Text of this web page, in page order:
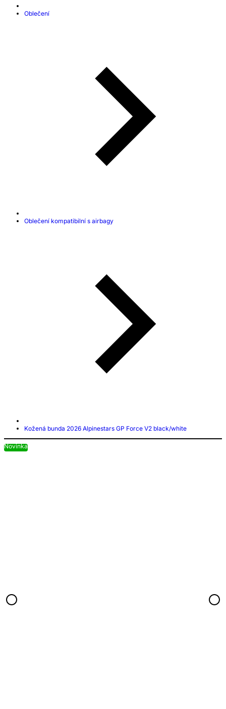
Oblečení
Oblečení kompatibilní s airbagy
Kožená bunda 2026 Alpinestars GP Force V2 black/white
Novinka